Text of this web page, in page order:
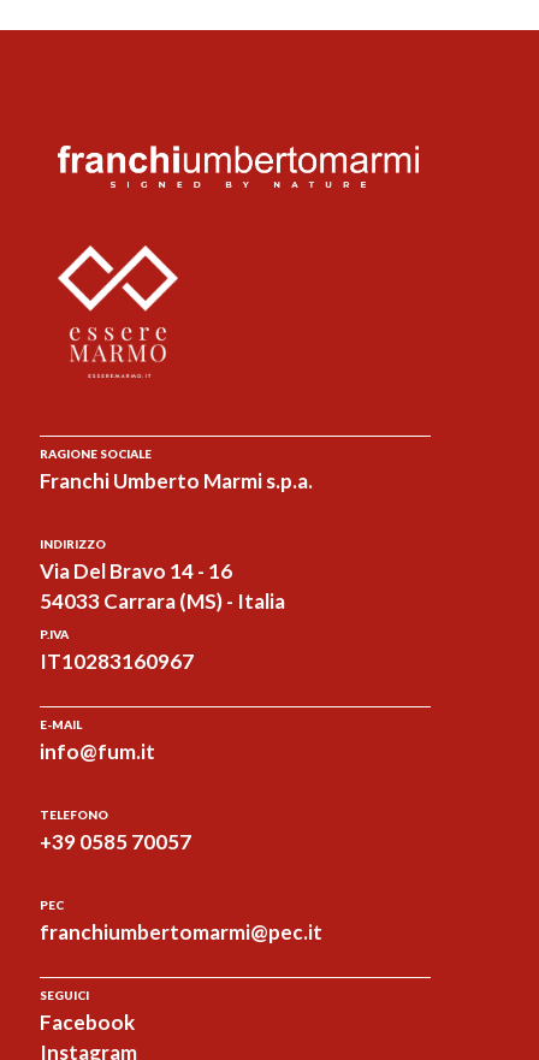
RAGIONE SOCIALE
Franchi Umberto Marmi s.p.a.
INDIRIZZO
Via Del Bravo 14 - 16
54033 Carrara (MS) - Italia
P.IVA
IT10283160967
E-MAIL
info@fum.it
TELEFONO
+39 0585 70057
PEC
franchiumbertomarmi@pec.it
SEGUICI
Facebook
Instagram